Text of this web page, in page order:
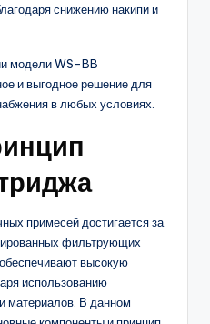
снижению накипи и
модели WS-BB
и выгодное решение для
в любых условиях.
примесей достигается за
фильтрующих
высокую
использованию
материалов. В данном